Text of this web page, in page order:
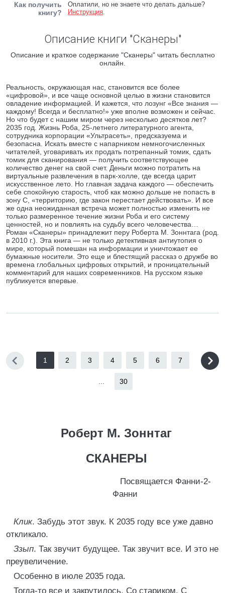
Как получить
книгу?
Оплатили, но не знаете что делать дальше?
Инструкция.
Описание книги "Сканеры"
Описание и краткое содержание "Сканеры" читать бесплатно
онлайн.
Реальность, окружающая нас, становится все более
«цифровой», и все чаще основной целью в жизни становится
овладение информацией. И кажется, что лозунг «Все знания —
каждому! Всегда и бесплатно!» уже вполне возможен и сейчас.
Но что будет с нашим миром через несколько десятков лет?
2035 год. Жизнь Роба, 25-летнего литературного агента,
сотрудника корпорации «Ультрасеть», предсказуема и
безопасна. Искать вместе с напарником немногочисленных
читателей, уговаривать их продать потрепанный томик, сдать
томик для сканирования — получить соответствующее
количество денег на свой счет. Деньги можно потратить на
виртуальные развлечения в парк-холле, где всегда царит
искусственное лето. Но главная задача каждого — обеспечить
себе спокойную старость, чтоб как можно дольше не попасть в
зону С, «территорию, где закон перестает действовать». И все
же одна неожиданная встреча может полностью изменить не
только размеренное течение жизни Роба и его систему
ценностей, но и повлиять на судьбу всего человечества…
Роман «Сканеры» принадлежит перу Роберта М. Зоннтага (род.
в 2010 г.). Эта книга — не только детективная антиутопия о
мире, который помешан на информации и уничтожает ее
бумажные носители. Это еще и блестящий рассказ о дружбе во
времена глобальных цифровых открытий, и проницательный
комментарий для наших современников. На русском языке
публикуется впервые.
1 2 3 4 5 6 7
30
Роберт М. Зоннтаг
СКАНЕРЫ
Посвящается Фанни-2-
Фанни
Клик. Забудь этот звук. К 2035 году все уже давно
откликало.
Ззып. Так звучит будущее. Так звучит все. И это не
преувеличение.
Особенно в июле 2035 года.
Тогда-то все и закрутилось. Со стариком. С